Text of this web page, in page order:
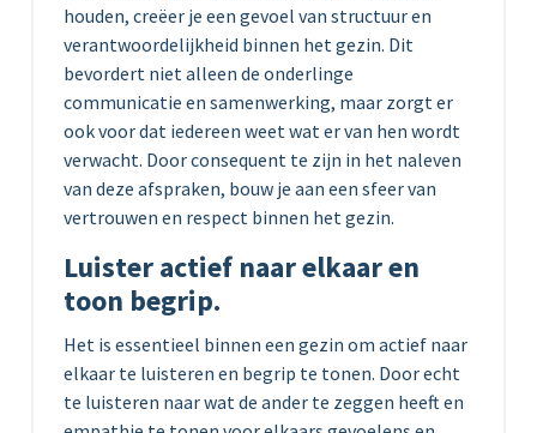
houden, creëer je een gevoel van structuur en
verantwoordelijkheid binnen het gezin. Dit
bevordert niet alleen de onderlinge
communicatie en samenwerking, maar zorgt er
ook voor dat iedereen weet wat er van hen wordt
verwacht. Door consequent te zijn in het naleven
van deze afspraken, bouw je aan een sfeer van
vertrouwen en respect binnen het gezin.
Luister actief naar elkaar en
toon begrip.
Het is essentieel binnen een gezin om actief naar
elkaar te luisteren en begrip te tonen. Door echt
te luisteren naar wat de ander te zeggen heeft en